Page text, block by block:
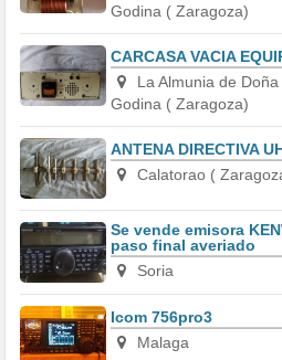
Godina ( Zaragoza)
CARCASA VACIA
La Almunia de Doña
Godina ( Zaragoza)
ANTENA DIRECTIVA
Calatorao (
Se vende emisora
paso final averiado
Soria
Icom 756pro3
Malaga